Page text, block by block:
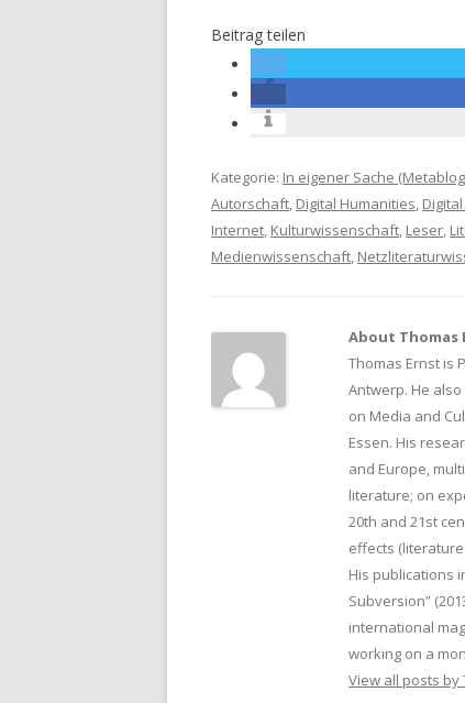
Beitrag teilen
Kategorie: In eigener Sache
Autorschaft, Digital Humanities,
Internet, Kulturwissenschaft, Leser,
Medienwissenschaft,
About Thomas
Thomas Ernst is
Antwerp. He
on Media and
Essen. His
and Europe,
literature; on
20th and 21st
effects
His publications
Subversion”
international
working on a
View all posts by